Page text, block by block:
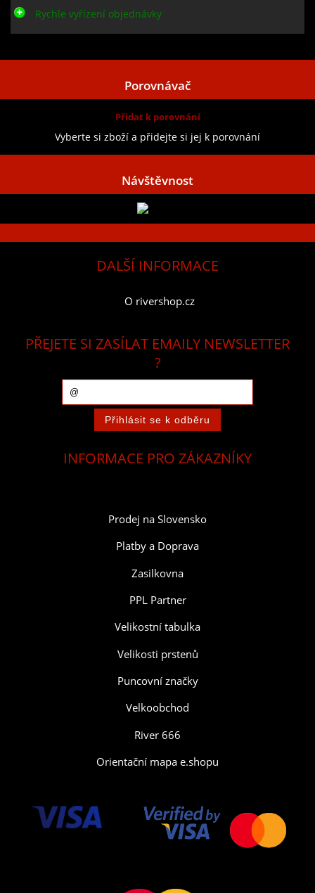
Rychle vyřízení objednávky
Porovnávač
Přidat k porovnání
Vyberte si zboží a přidejte si jej k porovnání
Návštěvnost
DALŠÍ INFORMACE
O rivershop.cz
PŘEJETE SI ZASÍLAT EMAILY NEWSLETTER
?
INFORMACE PRO ZÁKAZNÍKY
Prodej na Slovensko
Platby a Doprava
Zasilkovna
PPL Partner
Velikostní tabulka
Velikosti prstenů
Puncovní značky
Velkoobchod
River 666
Orientační mapa e.shopu